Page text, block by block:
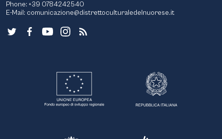
Phone: +39 0784242540
E-Mail: comunicazione@distrettoculturaledelnuorese.it